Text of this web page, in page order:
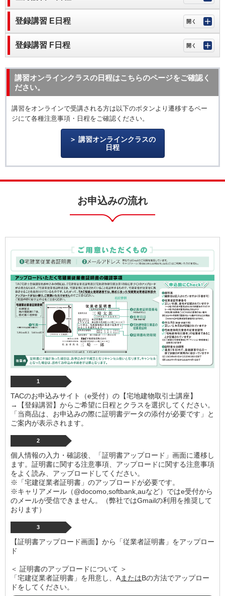
登録講習 E日程
登録講習 F日程
講習オンラインクラスの日程はこちらのページをご確認く
ださい。
講習をオンラインで受講される方は以下のボタンより遷移するペー
ジにて各種注意事項・日程をご確認ください。
講習オンラインクラスの
日程
お申込みの流れ
1
TACのお申込みサイト（e受付）の【宅地建物取引士講座】
→【登録講習】からご希望に日程とクラスを選択してください。
「当商品は、お申込みの際に証明書データの添付が必要です」と
ご案内が表示されます。
2
個人情報の入力・確認後、「証明書アップロード」画面に遷移し
ます。証明書に関する注意事項、アップロードに関する注意事項
をよく読み、アップロードしてください。
※「宅建従業者証明書」のアップロードが必要です。
※キャリアメール（@docomo,softbank,auなど）ではe受付から
のメールが受信できません。（弊社ではGmailの利用を推奨して
おります）
3
【証明書アップロード画面】から「従業者証明書」をアップロー
ド
＜ 証明書のアップロードについて ＞
「宅建従業者証明書」を用意し、AまたはBの方法でアップロー
ドをしてください。